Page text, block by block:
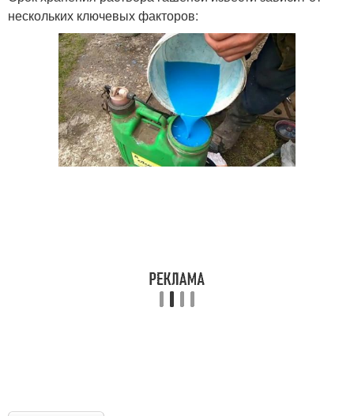
нескольких ключевых факторов: